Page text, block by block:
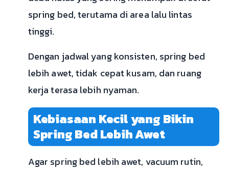
spring bed, terutama di area lalu lintas
tinggi.
Dengan jadwal yang konsisten, spring bed
lebih awet, tidak cepat kusam, dan ruang
kerja terasa lebih nyaman.
Kebiasaan Kecil yang Bikin
Spring Bed Lebih Awet
Agar spring bed lebih awet, vacuum rutin,